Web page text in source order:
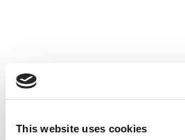
This website uses cookies